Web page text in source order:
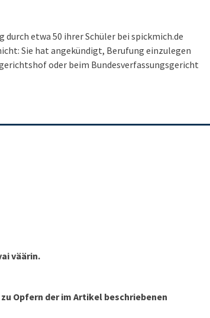
etwa 50 ihrer Schüler bei spickmich.de
Sie hat angekündigt, Berufung einzulegen
oder beim Bundesverfassungsgericht
väärin.
Opfern der im Artikel beschriebenen